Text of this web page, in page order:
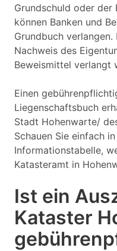
Grundschuld oder der
können Banken und
Grundbuch
Nachweis des
Beweismittel verlangt
Einen
Liegenschaftsbuch
Stadt Hohenwarte/
Schauen Sie einfach
Informationstabelle,
Katasteramt in
Ist ein
Kataster